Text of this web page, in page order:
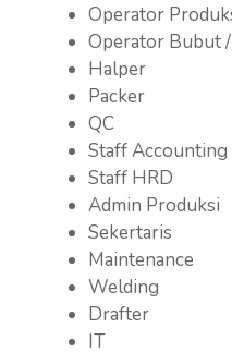
Operator
Operator Bubut
Halper
Packer
QC
Staff Accounting
Staff HRD
Admin Produksi
Sekertaris
Maintenance
Welding
Drafter
IT